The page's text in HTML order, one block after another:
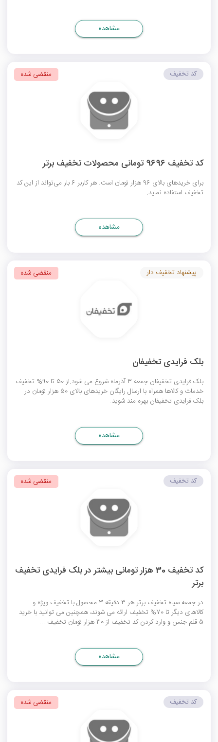
مشاهده
کد تخفیف 9696 تومانی محصولات تخفیف برتر
برای خریدهای بالای 96 هزار تومان است. هر کاربر 6 بار می‌تواند از این کد
تخفیف استفاده نماید.
کد تخفیف منقضی شده
مشاهده
بلک فرایدی تخفیفان
بلک فرایدی تخفیفان جمعه 3 آذرماه شروع می شود.از 50 تا 90% تخفیف
خدمات و کالاها همراه با ارسال رایگان خریدهای بالای 50 هزار تومان در
بلک فرایدی تخفیفان بهره مند شوید.
پیشنهاد تخفیف دار منقضی شده
مشاهده
کد تخفیف 30 هزار تومانی بیشتر در بلک فرایدی تخفیف
برتر
در جمعه سیاه تخفیف برتر هر 3 دقیقه 3 محصول با تخفیف ویژه و
کالاهای دیگر تا 70% تخفیف ارائه می شوند، همچنین می توانید با خرید
5 قلم جنس و وارد کردن کد تخفیف از 30 هزار تومان تخفیف ...
کد تخفیف منقضی شده
مشاهده
کد تخفیف منقضی شده